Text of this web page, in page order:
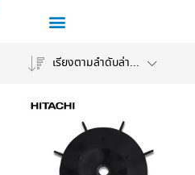
เรียงตามลำดับล่าสุด